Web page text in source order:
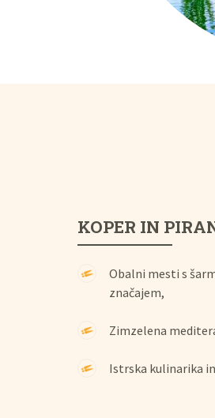
KOPER IN
Obalni mesti s
značajem,
Zimzelena
Istrska kulinarika